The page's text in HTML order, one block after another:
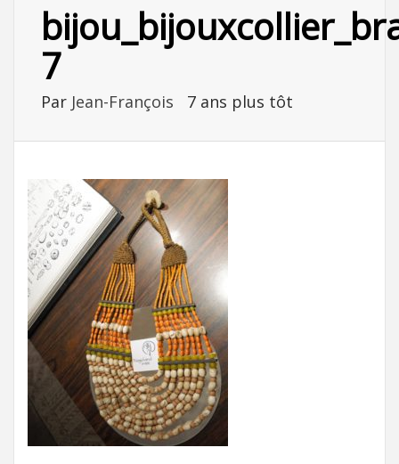
7
Par Jean-François 7 ans plus tôt